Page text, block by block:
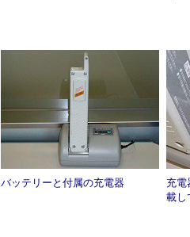
バッテリーと付属の充電器
充電
載し